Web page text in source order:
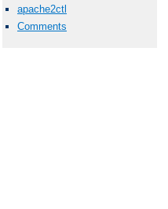
apache2ctl
Comments